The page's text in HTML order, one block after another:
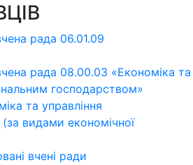
рада 06.01.09
рада 08.00.03 «Економіка та
господарством»
та управління
видами економічної
вчені ради